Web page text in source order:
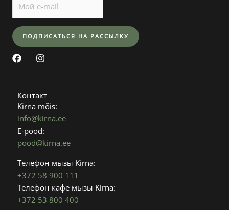
F
b
o
o
k
I
a
g
r
a
m
Контакт
Kirna mõis:
info@kirna.ee
E-pood:
pood@kirna.ee
Телефон мызы Kirna:
+372 58 900 111
Телефон кафе мызы Kirna:
+372 53 800 400